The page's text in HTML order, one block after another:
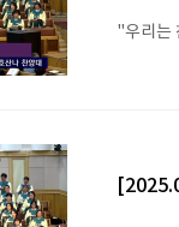
"우리는